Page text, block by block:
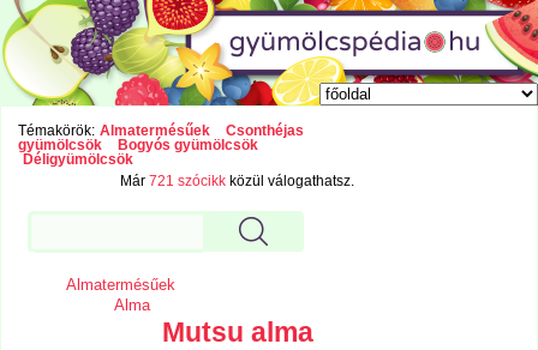
Témakörök: Almatermésűek
Csonthéjas
gyümölcsök
Bogyós gyümölcsök
Déligyümölcsök
Már721 szócikk közül válogathatsz.
Almatermésűek
Alma
Mutsu alma